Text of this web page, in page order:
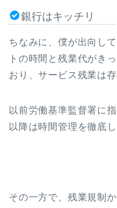
銀行はキッチリ
ちなみに、僕が出向し
トの時間と残業代がき
おり、サービス残業は
以前労働基準監督署に
以降は時間管理を徹底
その一方で、残業規制